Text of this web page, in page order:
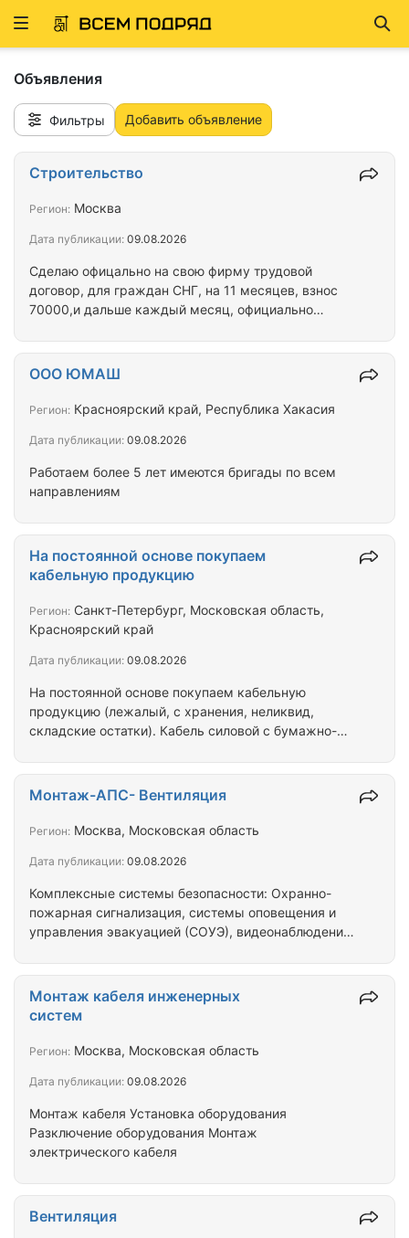
Развернуть
Объявления
Фильтры Добавить объявление
Сделаю офицально на свою фирму трудовой
договор, для граждан СНГ, на 11 месяцев, взнос
70000,и дальше каждый месяц, официально
Строительство
Регион: Москва
Дата публикации: 09.08.2026
Работаем более 5 лет имеются бригады по всем
направлениям
ООО ЮМАШ
Регион: Красноярский край, Республика Хакасия
Дата публикации: 09.08.2026
На постоянной основе покупаем кабельную
продукцию (лежалый, с хранения, неликвид,
складские остатки). Кабель силовой с бумажно-
изоляцией (ВВГ, ВВГнг, ВВГнг-LS, ВБбШв, ВБбШвнг,
ВБбШвнг-LS, АВВГ, АВБбШв и др.) Контрольный
кабель (КВВГ, КВВГнг, КВВГнг-LS, КВВГЭнг-LS,
Кабель гибкий шланговый (КГ, КГ-ХЛ, КГЭШ,
провода (А, АС,…
На постоянной основе покупаем
кабельную продукцию
Регион: Санкт-Петербург, Московская область,
Красноярский край
Дата публикации: 09.08.2026
Комплексные системы безопасности: Охранно-
пожарная сигнализация, системы оповещения и
управления эвакуацией (СОУЭ), видеонаблюдение,
интернет и телевидение, часофикация и
радиофикация - Инженерные системы:
воздуха, домофония -ИП-
Монтаж-АПС- Вентиляция
Регион: Москва, Московская область
Дата публикации: 09.08.2026
Монтаж кабеля Установка оборудования
Разключение оборудования Монтаж
электрического кабеля
Монтаж кабеля инженерных
систем
Регион: Москва, Московская область
Дата публикации: 09.08.2026
Вентиляция